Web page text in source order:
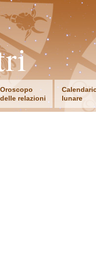
Oroscopo
delle relazioni
lunare